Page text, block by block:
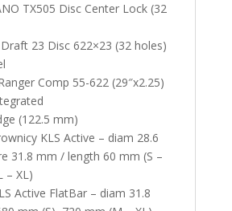
TX505 Disc Center Lock (32
23 Disc 622×23 (32 holes)
Comp 55-622 (29″x2.25)
(122.5 mm)
KLS Active – diam 28.6
31.8 mm / length 60 mm (S –
– XL)
Active FlatBar – diam 31.8